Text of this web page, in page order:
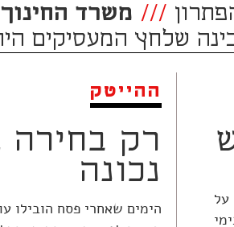
/// משרד החינוך
שלחץ המעסיקים
על
ההייטק
רק בחירה
נכונה
הימים שאחרי פסח הובילו